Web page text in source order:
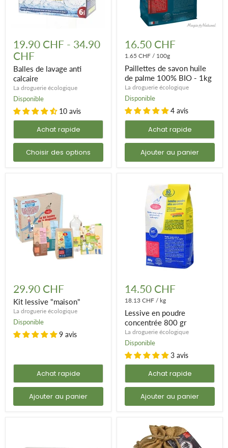
de
lavage
anti
calcaire
19.90 CHF - 34.90
CHF
Balles de lavage anti
calcaire
La droguerie écologique
Disponible
10 avis
Achat rapide
Choisir des options
de
savon
huile
de
palme
100%
BIO
1kg
16.50 CHF
1.65 CHF / 100g
Paillettes de savon huile
de palme 100% BIO - 1kg
La droguerie écologique
Disponible
4 avis
Achat rapide
Ajouter au panier
lessive
"maison"
29.90 CHF
Kit lessive "maison"
La droguerie écologique
Disponible
9 avis
Achat rapide
Ajouter au panier
en
poudre
concentrée
800
gr
14.50 CHF
18.13 CHF / kg
Lessive en poudre
concentrée 800 gr
La droguerie écologique
Disponible
3 avis
Achat rapide
Ajouter au panier